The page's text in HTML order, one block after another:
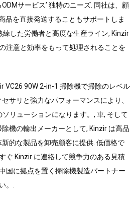
サービス’ 独特のニーズ. 同社は、顧
品を直接発送することもサポートしま
練した労働者と高度な生産ライン, Kinzir
注意と効率をもって処理されることを
VC26 90W 2-in-1 掃除機で掃除のレベル
サリと強力なパフォーマンスにより、
リューションになります。, 車, そして
機の輸出メーカーとして, Kinzir は高品
的な製品を卸売顧客に提供. 低価格で
ぐ Kinzir に連絡して競争力のある見積
国に拠点を置く掃除機製造パートナー
。.